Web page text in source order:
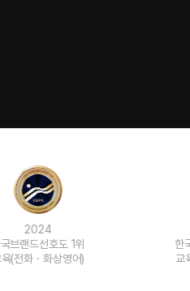
한국브랜드선호도 1위
교육(전화ㆍ화상영어)